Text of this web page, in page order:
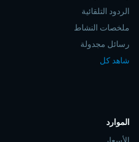
الردود التلقائية
ملخصات النشاط
رسائل مجدولة
شاهد كل
الموارد
الأسعار